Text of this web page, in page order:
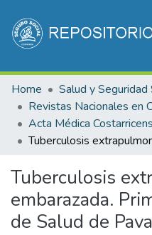
Communities & Collections
All of DSpace
Statistics
Home
Acta Médica
Tuberculosis
embarazada.
de Salud de